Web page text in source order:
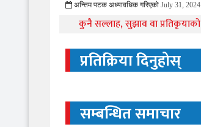
अन्तिम पटक अध्यावधिक गरिएको July 31, 2024
कुनै सल्लाह, सुझाव वा
प्रतिक्रिया दिनुहोस्
सम्बन्धित समाचार